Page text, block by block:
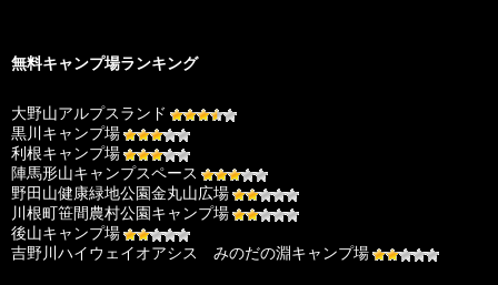
無料キャンプ場ランキング
大野山アルプスランド
黒川キャンプ場
利根キャンプ場
陣馬形山キャンプスペース
野田山健康緑地公園金丸山広場
川根町笹間農村公園キャンプ場
後山キャンプ場
吉野川ハイウェイオアシス みのだの淵キャンプ場